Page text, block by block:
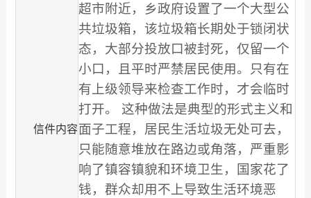
信件内容
超市附近，乡政府设置了一个大型公
共垃圾箱，该垃圾箱长期处于锁闭状
态，大部分投放口被封死，仅留一个
小口，且平时严禁居民使用。只有在
有上级领导来检查工作时，才会临时
打开。 这种做法是典型的形式主义和
面子工程，居民生活垃圾无处可去，
只能随意堆放在路边或角落，严重影
响了镇容镇貌和环境卫生，国家花了
钱，群众却用不上导致生活环境恶